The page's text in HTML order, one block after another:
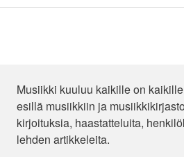
Musiikki kuuluu kaikille on
esillä musiikkiin ja
kirjoituksia, haastatteluita,
lehden artikkeleita.